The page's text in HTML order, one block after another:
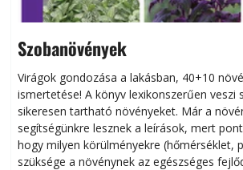
Szobanövények
Virágok gondozása a lakásban, 40+10
ismertetése! A könyv lexikonszerűen veszi
sikeresen tart­ha­tó növényeket. Már a
segítségünkre lesznek a leírások, mert
hogy milyen körülményekre (hőmérséklet,
szüksége a növénynek az egészséges